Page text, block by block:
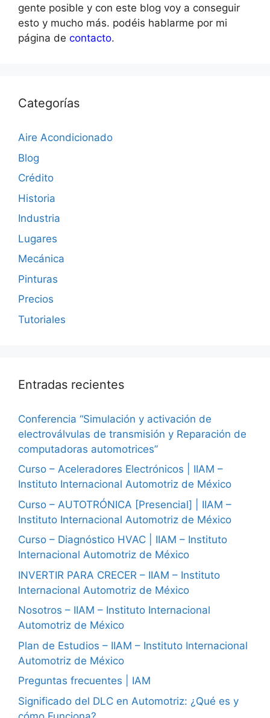
gente posible y con este blog voy a conseguir
esto y mucho más. podéis hablarme por mi
página de contacto.
Categorías
Aire Acondicionado
Blog
Crédito
Historia
Industria
Lugares
Mecánica
Pinturas
Precios
Tutoriales
Entradas recientes
Conferencia “Simulación y activación de
electroválvulas de transmisión y Reparación de
computadoras automotrices”
Curso – Aceleradores Electrónicos | IIAM –
Instituto Internacional Automotriz de México
Curso – AUTOTRÓNICA [Presencial] | IIAM –
Instituto Internacional Automotriz de México
Curso – Diagnóstico HVAC | IIAM – Instituto
Internacional Automotriz de México
INVERTIR PARA CRECER – IIAM – Instituto
Internacional Automotriz de México
Nosotros – IIAM – Instituto Internacional
Automotriz de México
Plan de Estudios – IIAM – Instituto Internacional
Automotriz de México
Preguntas frecuentes | IAM
Significado del DLC en Automotriz: ¿Qué es y